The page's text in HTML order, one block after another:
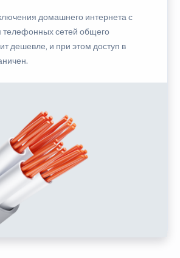
домашнего интернета с
телефонных сетей общего
дешевле, и при этом доступ в